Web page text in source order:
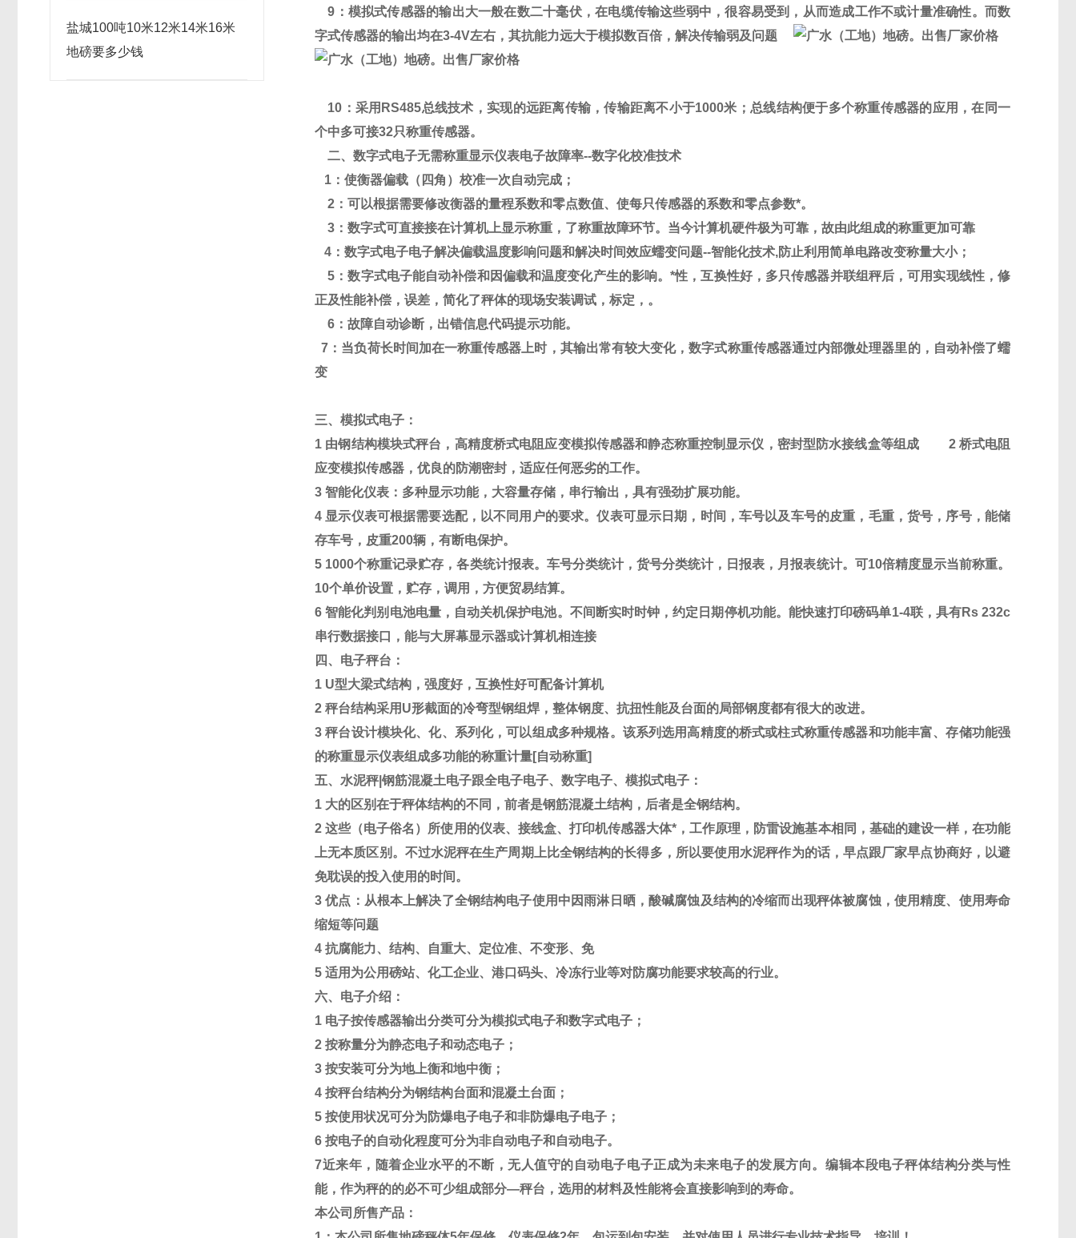
盐城100吨10米12米14米16米
地磅要多少钱
9 ：模拟式传感器的输出大一般在数二十毫伏，在电缆传输这些弱中，很容易受到，从而造成工作不或计量准确性。而数
字式传感器的输出均在3-4V左右，其抗能力远大于模拟数百倍，解决传输弱及问题
10 ：采用 RS485总线技术，实现的远距离传输，传输距离不小于1000米；总线结构便于多个称重传感器的应用，在同一
个中多可接32只称重传感器。
二、数字式电子无需称重显示仪表电子故障率--数字化校准技术
1 ：使衡器偏载（四角）校准一次自动完成；
2 ：可以根据需要修改衡器的量程系数和零点数值、使每只传感器的系数和零点参数*。
3 ：数字式可直接接在计算机上显示称重，了称重故障环节。当今计算机硬件极为可靠，故由此组成的称重更加可靠
4 ：数字式电子电子解决偏载温度影响问题和解决时间效应蠕变问题--智能化技术,防止利用简单电路改变称量大小；
5 ：数字式电子能自动补偿和因偏载和温度变化产生的影响。*性，互换性好，多只传感器并联组秤后，可用实现线性，修
正及性能补偿，误差，简化了秤体的现场安装调试，标定，。
6 ：故障自动诊断，出错信息代码提示功能。
7 ： 当负荷长时间加在一称重传感器上时，其输出常有较大变化，数字式称重传感器通过内部微处理器里的，自动补偿了蠕
变
三、模拟式电子：
1 由钢结构模块式秤台，高精度桥式电阻应变模拟传感器和静态称重控制显示仪，密封型防水接线盒等组成 2 桥式电阻
应变模拟传感器，优良的防潮密封，适应任何恶劣的工作。
3智能化仪表：多种显示功能，大容量存储，串行输出，具有强劲扩展功能。
4 显示仪表可根据需要选配，以不同用户的要求。仪表可显示日期，时间，车号以及车号的皮重，毛重，货号，序号，能储
存车号，皮重200辆，有断电保护。
5 1000个称重记录贮存，各类统计报表。车号分类统计，货号分类统计，日报表，月报表统计。可10倍精度显示当前称重。
10个单价设置，贮存，调用，方便贸易结算。
6智能化判别电池电量，自动关机保护电池。不间断实时时钟，约定日期停机功能。能快速打印磅码单1-4联，具有Rs 232c
串行数据接口，能与大屏幕显示器或计算机相连接
四、电子秤台：
1 U型大梁式结构，强度好，互换性好可配备计算机
2秤台结构采用 U形截面的冷弯型钢组焊，整体钢度、抗扭性能及台面的局部钢度都有很大的改进。
3秤台设计模块化、化、系列化，可以组成多种规格。该系列选用高精度的桥式或柱式称重传感器和功能丰富、存储功能强
的称重显示仪表组成多功能的称重计量[自动称重]
五、水泥秤|钢筋混凝土电子跟全电子电子、数字电子、模拟式电子 ：
1 大的区别在于秤体结构的不同，前者是钢筋混凝土结构，后者是全钢结构。
2这些（电子俗名）所使用的仪表、接线盒、打印机传感器大体*，工作原理，防雷设施基本相同，基础的建设一样，在功能
上无本质区别。不过水泥秤在生产周期上比全钢结构的长得多，所以要使用水泥秤作为的话，早点跟厂家早点协商好，以避
免耽误的投入使用的时间。
3优点：从根本上解决了全钢结构电子使用中因雨淋日晒，酸碱腐蚀及结构的冷缩而出现秤体被腐蚀，使用精度、使用寿命
缩短等问题
4抗腐能力、结构、自重大、定位准、不变形、免
5适用为公用磅站、化工企业、港口码头、冷冻行业等对防腐功能要求较高的行业。
六、电子介绍：
1 电子按传感器输出分类可分为模拟式电子和数字式电子；
2按称量分为静态电子和动态电子；
3按安装可分为地上衡和地中衡；
4按秤台结构分为钢结构台面和混凝土台面；
5按使用状况可分为防爆电子电子和非防爆电子电子；
6按电子的自动化程度可分为非自动电子和自动电子。
7近来年，随着企业水平的不断，无人值守的自动电子电子正成为未来电子的发展方向。编辑本段电子秤体结构分类与性
能，作为秤的的必不可少组成部分—秤台，选用的材料及性能将会直接影响到的寿命。
本公司所售产品：